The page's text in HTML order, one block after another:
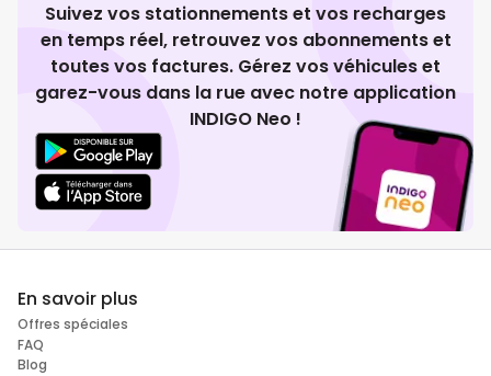
Suivez vos stationnements et vos recharges
en temps réel, retrouvez vos abonnements et
toutes vos factures. Gérez vos véhicules et
garez-vous dans la rue avec notre application
INDIGO Neo !
En savoir plus
Offres spéciales
FAQ
Blog